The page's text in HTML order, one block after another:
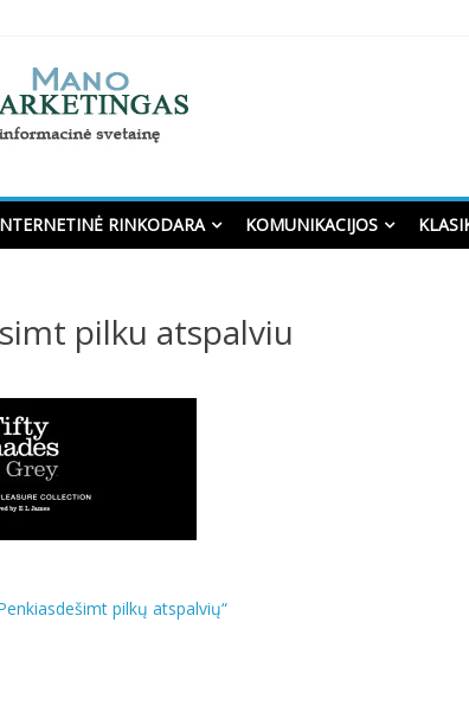
RINKODARA KOMUNIKACIJOS
pilku atspalviu
pilkų atspalvių“